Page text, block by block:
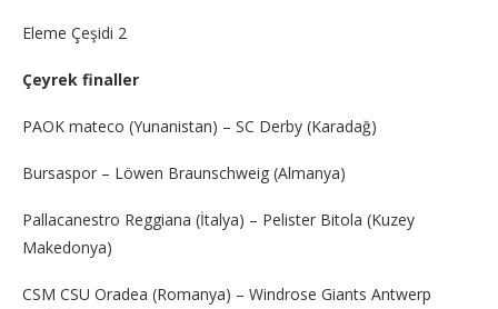
Eleme Çeşidi 2
Çeyrek finaller
PAOK mateco (Yunanistan) – SC Derby (Karadağ)
Bursaspor – Löwen Braunschweig (Almanya)
Pallacanestro Reggiana (İtalya) – Pelister Bitola (Kuzey
Makedonya)
CSM CSU Oradea (Romanya) – Windrose Giants Antwerp